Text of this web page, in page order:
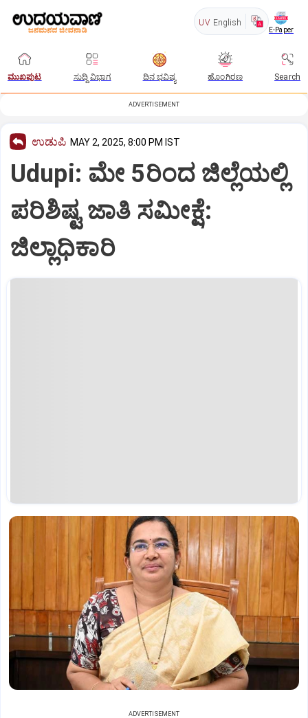
UV English
E-Paper
ಮುಖಪುಟ ಸುದ್ದಿ ವಿಭಾಗ ದಿನ ಭವಿಷ್ಯ ಹೊಂಗಿರಣ Search
ADVERTISEMENT
ಉಡುಪಿ MAY 2, 2025, 8:00 PM IST
Udupi: ಮೇ 5ರಿಂದ ಜಿಲ್ಲೆಯಲ್ಲಿ
ಪರಿಶಿಷ್ಟ ಜಾತಿ ಸಮೀಕ್ಷೆ:
ಜಿಲ್ಲಾಧಿಕಾರಿ
ADVERTISEMENT